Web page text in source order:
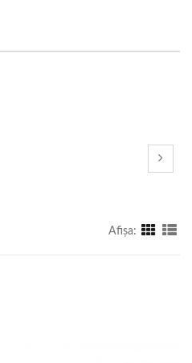
Afişa: